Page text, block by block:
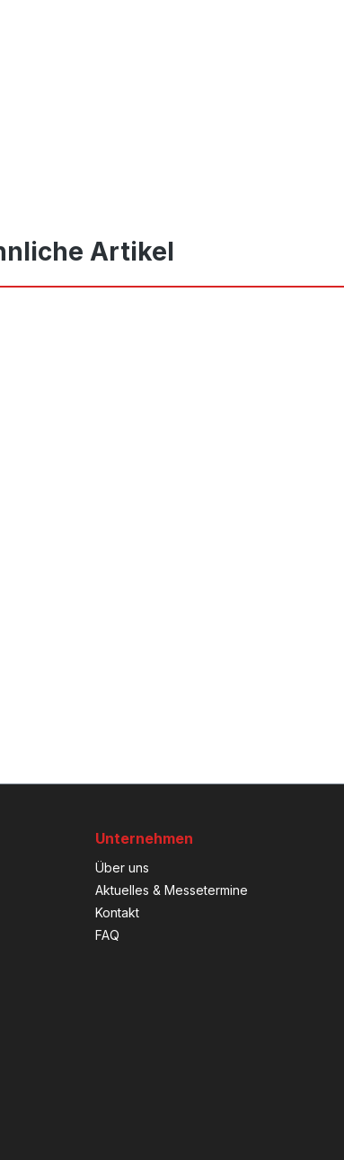
Artikel
Unternehmen
Über uns
Aktuelles & Messetermine
Kontakt
FAQ